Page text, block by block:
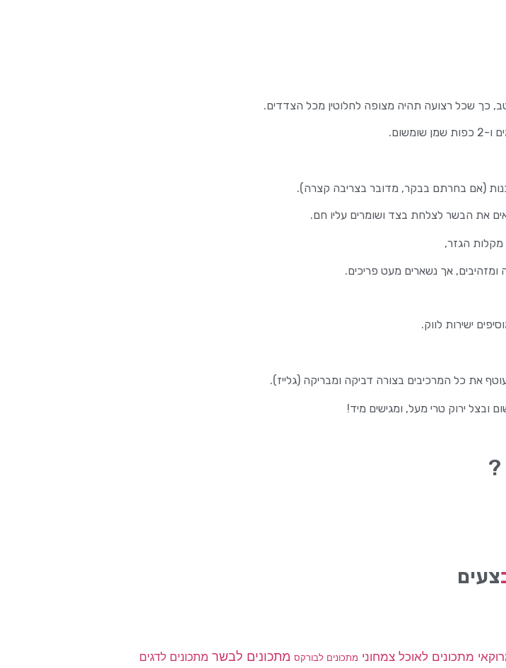
כך שכל רצועה תהיה מצופה לחלוטין מכל הצדדים.
(אם בחרתם בבקר, מדובר בצריבה קצרה).
הגזר,
אך נשארים מעט פריכים.
ישירות לווק.
את כל המרכיבים בצורה דביקה ומבריקה (גלייז).
ובצל ירוק טרי מעל, ומגישים מיד!
?
צעים
מתכונים לאוכל צמחוני מתכונים לבורקס מתכונים לבשר מתכונים לדגים